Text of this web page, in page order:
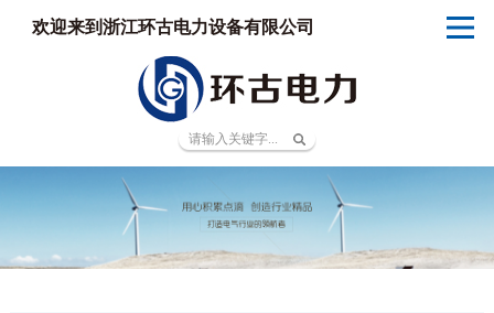
欢迎来到浙江环古电力设备有限公司